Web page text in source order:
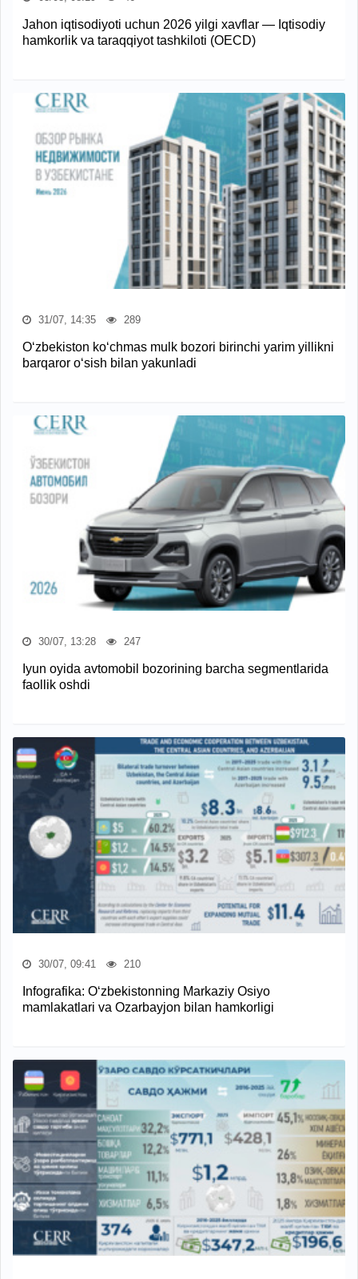
Jahon iqtisodiyoti uchun 2026 yilgi xavflar — Iqtisodiy
hamkorlik va taraqqiyot tashkiloti (OECD)
31/07, 14:35 289
O‘zbekiston ko‘chmas mulk bozori birinchi yarim yillikni
barqaror o‘sish bilan yakunladi
30/07, 13:28 247
Iyun oyida avtomobil bozorining barcha segmentlarida
faollik oshdi
30/07, 09:41 210
Infografika: O‘zbekistonning Markaziy Osiyo
mamlakatlari va Ozarbayjon bilan hamkorligi